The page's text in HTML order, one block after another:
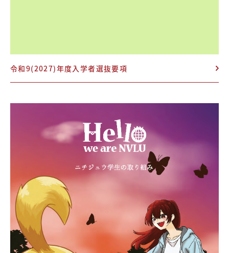
令和9(2027)年度入学者選抜要項